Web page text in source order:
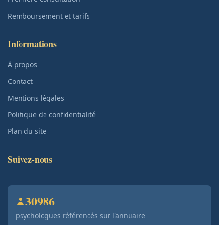
Remboursement et tarifs
Informations
À propos
Contact
Mentions légales
Politique de confidentialité
Plan du site
Suivez-nous
30986
psychologues référencés sur l'annuaire